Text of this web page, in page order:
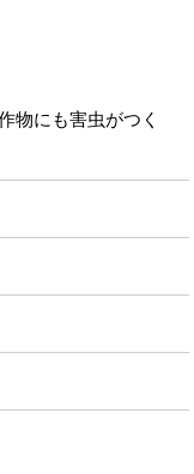
物にも害虫がつく